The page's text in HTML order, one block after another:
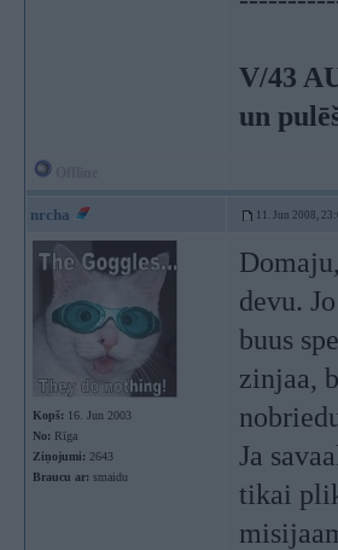
V/43
un
nrcha 11. Jun 2008,
Kopš: 16. Jun 2003
No: Rīga
Ziņojumi: 2643
Braucu ar: smaidu
devu.
buus
zinjaa,
Ja
tikai